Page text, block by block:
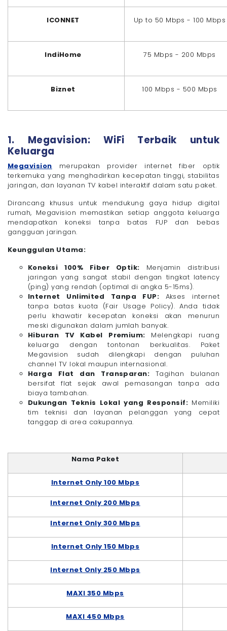
ICONNET Up to 50 Mbps - 100 Mbps
IndiHome 75 Mbps - 200 Mbps
Biznet 100 Mbps - 500 Mbps
1. Megavision: WiFi Terbaik untuk
Keluarga
Megavision merupakan provider internet fiber optik
terkemuka yang menghadirkan kecepatan tinggi, stabilitas
jaringan, dan layanan TV kabel interaktif dalam satu paket.
Dirancang khusus untuk mendukung gaya hidup digital
rumah, Megavision memastikan setiap anggota keluarga
mendapatkan koneksi tanpa batas FUP dan bebas
gangguan jaringan.
Keunggulan Utama:
Koneksi 100% Fiber Optik: Menjamin distribusi
jaringan yang sangat stabil dengan tingkat latency
(ping) yang rendah (optimal di angka 5-15ms).
Internet Unlimited Tanpa FUP: Akses internet
tanpa batas kuota (Fair Usage Policy). Anda tidak
perlu khawatir kecepatan koneksi akan menurun
meski digunakan dalam jumlah banyak.
Hiburan TV Kabel Premium: Melengkapi ruang
keluarga dengan tontonan berkualitas. Paket
Megavision sudah dilengkapi dengan puluhan
channel TV lokal maupun internasional.
Harga Flat dan Transparan: Tagihan bulanan
bersifat flat sejak awal pemasangan tanpa ada
biaya tambahan.
Dukungan Teknis Lokal yang Responsif: Memiliki
tim teknisi dan layanan pelanggan yang cepat
tanggap di area cakupannya.
Nama Paket
Internet Only 100 Mbps
Internet Only 200 Mbps
Internet Only 300 Mbps
Internet Only 150 Mbps
Internet Only 250 Mbps
MAXI 350 Mbps
MAXI 450 Mbps